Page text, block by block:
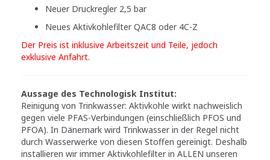
Neuer Druckregler 2,5 bar
Neues Aktivkohlefilter QAC8 oder 4C-Z
Der Preis ist inklusive Arbeitszeit und Teile, jedoch
exklusive Anfahrt.
Aussage des Technologisk Institut:
Reinigung von Trinkwasser: Aktivkohle wirkt nachweislich
gegen viele PFAS-Verbindungen (einschließlich PFOS und
PFOA). In Dänemark wird Trinkwasser in der Regel nicht
durch Wasserwerke von diesen Stoffen gereinigt. Deshalb
installieren wir immer Aktivkohlefilter in ALLEN unseren